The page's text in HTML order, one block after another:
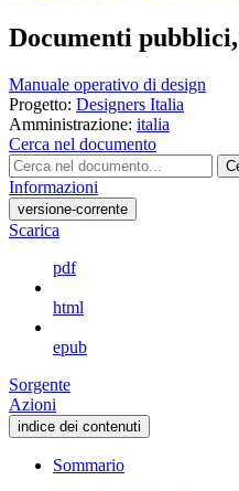
Documenti
Manuale operativo di design
Progetto: Designers Italia
Amministrazione: italia
Cerca nel documento
Informazioni
versione-corrente
Scarica
pdf
html
epub
Sorgente
Azioni
indice dei contenuti
Sommario